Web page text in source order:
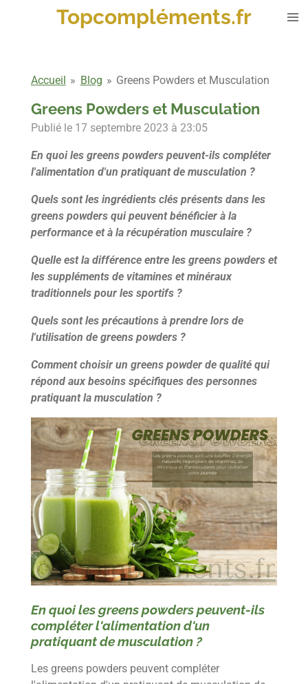
Topcompléments.fr
Accueil » Blog » Greens Powders et Musculation
Greens Powders et Musculation
Publié le 17 septembre 2023 à 23:05
En quoi les greens powders peuvent-ils compléter
l'alimentation d'un pratiquant de musculation ?
Quels sont les ingrédients clés présents dans les
greens powders qui peuvent bénéficier à la
performance et à la récupération musculaire ?
Quelle est la différence entre les greens powders et
les suppléments de vitamines et minéraux
traditionnels pour les sportifs ?
Quels sont les précautions à prendre lors de
l'utilisation de greens powders ?
Comment choisir un greens powder de qualité qui
répond aux besoins spécifiques des personnes
pratiquant la musculation ?
En quoi les greens powders peuvent-ils
compléter l'alimentation d'un
pratiquant de musculation ?
Les greens powders peuvent compléter